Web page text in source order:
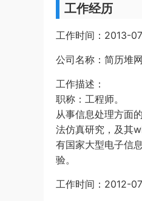
工作经历
工作时间：2013-
公司名称：简历堆
工作描述：
职称：工程师。
从事信息处理方面
法仿真研究，及其
有国家大型电子信
验。
工作时间：2012-